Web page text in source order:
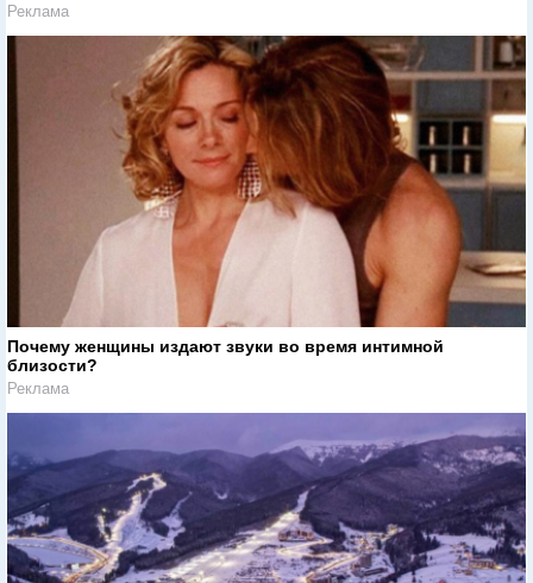
Реклама
Почему женщины издают звуки во время интимной
близости?
Реклама